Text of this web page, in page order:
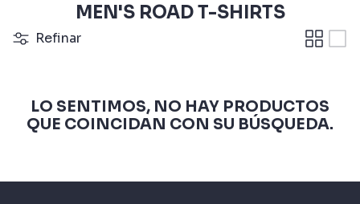
Montaña
Accesorios
Montaña
Accesorios
Ejecutar
MEN'S ROAD T-SHIRTS
Refinar
LO SENTIMOS, NO HAY PRODUCTOS
QUE COINCIDAN CON SU BÚSQUEDA.